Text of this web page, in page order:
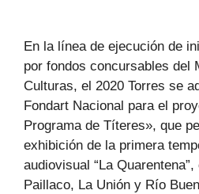
En la línea de ejecución de
por fondos concursables del
Culturas, el 2020 Torres se
Fondart Nacional para el
Programa de Títeres», que
exhibición de la primera
audiovisual “La
Paillaco, La Unión y Río